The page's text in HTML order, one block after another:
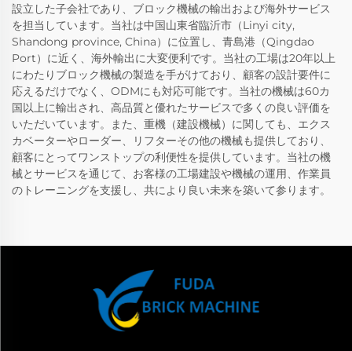
設立した子会社であり、ブロック機械の輸出および海外サービス
を担当しています。当社は中国山東省臨沂市（Linyi city,
Shandong province, China）に位置し、青島港（Qingdao
Port）に近く、海外輸出に大変便利です。当社の工場は20年以上
にわたりブロック機械の製造を手がけており、顧客の設計要件に
応えるだけでなく、ODMにも対応可能です。当社の機械は60カ
国以上に輸出され、高品質と優れたサービスで多くの良い評価を
いただいています。また、重機（建設機械）に関しても、エクス
カベーターやローダー、リフターその他の機械も提供しており、
顧客にとってワンストップの利便性を提供しています。当社の機
械とサービスを通じて、お客様の工場建設や機械の運用、作業員
のトレーニングを支援し、共により良い未来を築いて参ります。